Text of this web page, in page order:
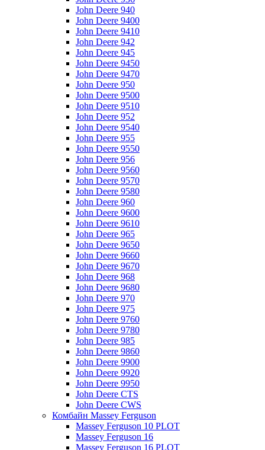
John Deere 940
John Deere 9400
John Deere 9410
John Deere 942
John Deere 945
John Deere 9450
John Deere 9470
John Deere 950
John Deere 9500
John Deere 9510
John Deere 952
John Deere 9540
John Deere 955
John Deere 9550
John Deere 956
John Deere 9560
John Deere 9570
John Deere 9580
John Deere 960
John Deere 9600
John Deere 9610
John Deere 965
John Deere 9650
John Deere 9660
John Deere 9670
John Deere 968
John Deere 9680
John Deere 970
John Deere 975
John Deere 9760
John Deere 9780
John Deere 985
John Deere 9860
John Deere 9900
John Deere 9920
John Deere 9950
John Deere CTS
John Deere CWS
Комбайн Massey Ferguson
Massey Ferguson 10 PLOT
Massey Ferguson 16
Massey Ferguson 16 PLOT